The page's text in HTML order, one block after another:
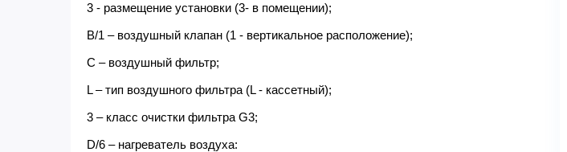
3 - размещение установки (3- в помещении);
В/1 – воздушный клапан (1 - вертикальное расположение);
С – воздушный фильтр;
L – тип воздушного фильтра (L - кассетный);
3 – класс очистки фильтра G3;
D/6 – нагреватель воздуха: